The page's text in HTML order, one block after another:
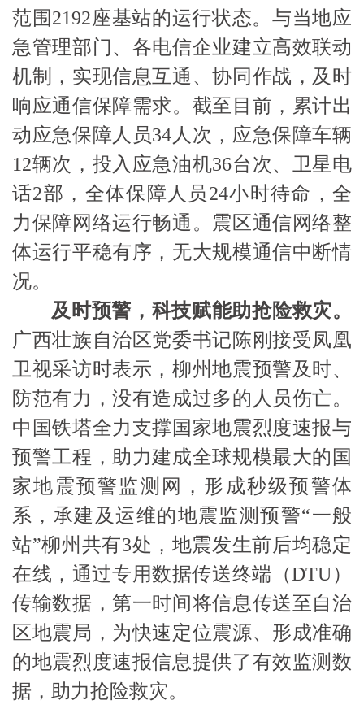
范围2192座基站的运行状态。与当地应
急管理部门、各电信企业建立高效联动
机制，实现信息互通、协同作战，及时
响应通信保障需求。截至目前，累计出
动应急保障人员34人次，应急保障车辆
12辆次，投入应急油机36台次、卫星电
话2部，全体保障人员24小时待命，全
力保障网络运行畅通。震区通信网络整
体运行平稳有序，无大规模通信中断情
况。
及时预警，科技赋能助抢险救灾。
广西壮族自治区党委书记陈刚接受凤凰
卫视采访时表示，柳州地震预警及时、
防范有力，没有造成过多的人员伤亡。
中国铁塔全力支撑国家地震烈度速报与
预警工程，助力建成全球规模最大的国
家地震预警监测网，形成秒级预警体
系，承建及运维的地震监测预警“一般
站”柳州共有3处，地震发生前后均稳定
在线，通过专用数据传送终端（DTU）
传输数据，第一时间将信息传送至自治
区地震局，为快速定位震源、形成准确
的地震烈度速报信息提供了有效监测数
据，助力抢险救灾。